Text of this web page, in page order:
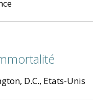
D.C., Etats-Unis